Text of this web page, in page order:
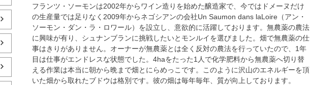
フランツ・ソーモンは2002年からワイン造りを始めた醸造家で、今ではドメーヌだけ
の生産量では足りなく2009年からネゴシアンの会社Un Saumon dans laLoire（アン・
ソーモン・ダン・ラ・ロワール）を設立し、意欲的に活躍しております。無農薬の農法
に興味が有り、シュナンブランに挑戦したいとモンルイを選びました。畑で無農薬の仕
事はきりがありません。オーナーが無農薬とは全く反対の農法を行っていたので、1年
目は仕事がエンドレスな状態でした。4haをたった1人で化学肥料から無農薬へ切り替
える作業は本当に朝から晩まで畑とにらめっこです。このように沢山のエネルギーを頂
いた畑から取れたブドウは格別です。彼の畑は毎年毎年、質が向上しております。